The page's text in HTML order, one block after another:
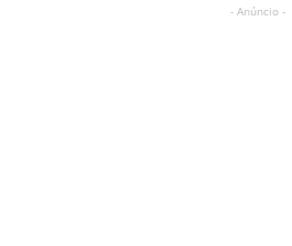
- Anúncio -